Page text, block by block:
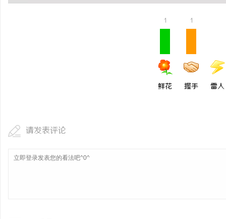
1
鲜花
1
握手 雷人
请发表评论